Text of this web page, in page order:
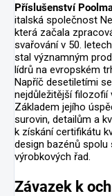
Příslušenství
italská společnost
která začala
svařování v 50.
stal významným
lídrů na evropském
Napříč desetiletími
nejdůležitější filozofií
Základem jejího
surovin, detailům a
k získání certifikátu
design bazénů
výrobkových řad.
Závazek k